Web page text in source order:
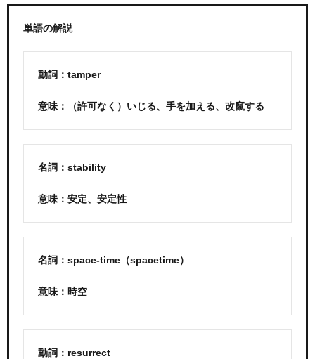
単語の解説
動詞：tamper
意味：（許可なく）いじる、手を加える、改竄する
名詞：stability
意味：安定、安定性
名詞：space-time（spacetime）
意味：時空
動詞：resurrect